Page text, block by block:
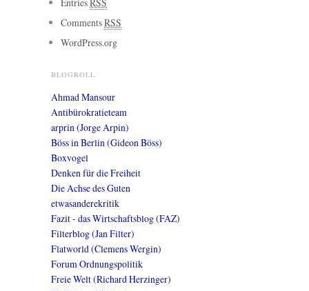
EntriesRSS
CommentsRSS
WordPress.org
BLOGROLL
Ahmad Mansour
Antibürokratieteam
arprin (Jorge Arpin)
Böss in Berlin (Gideon Böss)
Boxvogel
Denken für die Freiheit
Die Achse des Guten
etwasanderekritik
Fazit - das Wirtschaftsblog (FAZ)
Filterblog (Jan Filter)
Flatworld (Clemens Wergin)
Forum Ordnungspolitik
Freie Welt (Richard Herzinger)